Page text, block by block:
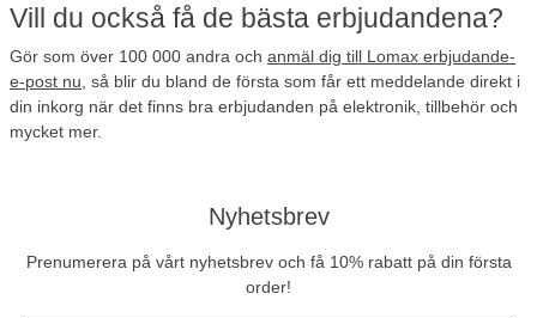
Vill du också få de bästa erbjudandena?
Gör som över 100 000 andra och anmäl dig till Lomax erbjudande-
e-post nu , så blir du bland de första som får ett meddelande direkt i
din inkorg när det finns bra erbjudanden på elektronik, tillbehör och
mycket mer.
Nyhetsbrev
Prenumerera på vårt nyhetsbrev och få 10% rabatt på din första
order!